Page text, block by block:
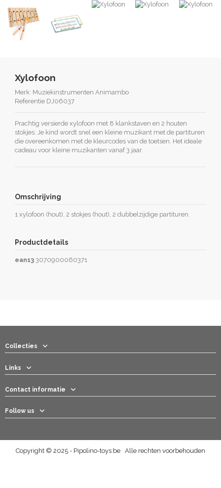
Xylofoon
Merk: Muziekinstrumenten Animambo
Referentie DJ06037
Prachtig versierde xylofoon met 8 klankstaven en 2 houten
stokjes. Je kind wordt snel een kleine muzikant met de partituren
die overeenkomen met de kleurcodes van de toetsen. Het ideale
cadeau voor kleine muzikanten vanaf 3 jaar.
Omschrijving
1 xylofoon (hout), 2 stokjes (hout), 2 dubbelzijdige partituren.
Productdetails
ean13 3070900060371
Collecties
Links
Contact informatie
Follow us
Copyright © 2025 - Pipolino-toys.be Alle rechten voorbehouden